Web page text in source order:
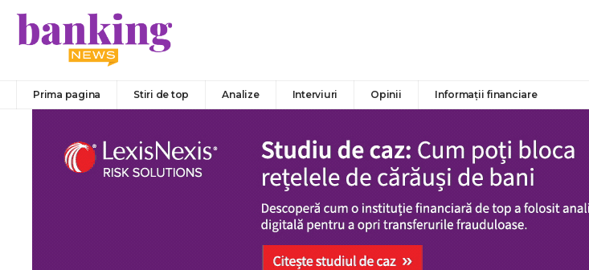
Prima pagina Stiri de top Analize Interviuri Opinii Informații financiare